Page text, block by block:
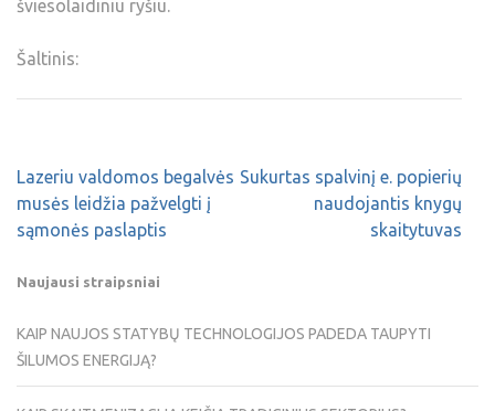
šviesolaidiniu ryšiu.
Šaltinis:
Lazeriu valdomos begalvės
musės leidžia pažvelgti į
sąmonės paslaptis
Sukurtas spalvinį e. popierių
naudojantis knygų
skaitytuvas
Naujausi straipsniai
KAIP NAUJOS STATYBŲ TECHNOLOGIJOS PADEDA TAUPYTI
ŠILUMOS ENERGIJĄ?